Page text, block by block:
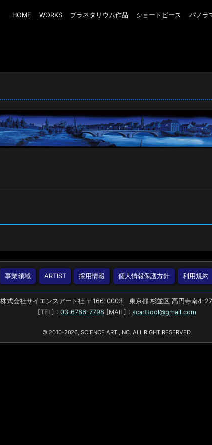
HOME WORKS プラネタリウム作品 ショートピース パノラ
事業領域 ARTIST 採用情報 個人情報保護方針 利用規約
株式会社サイエンスアート社 〒166-0003 東京都 杉並区 高円寺南4-
[TEL] : 03-6786-7798 [MAIL] : scarttool@gmail.com
© 2010-2026, SCIENCE ART.,INC. ALL RIGHT RESERVED.